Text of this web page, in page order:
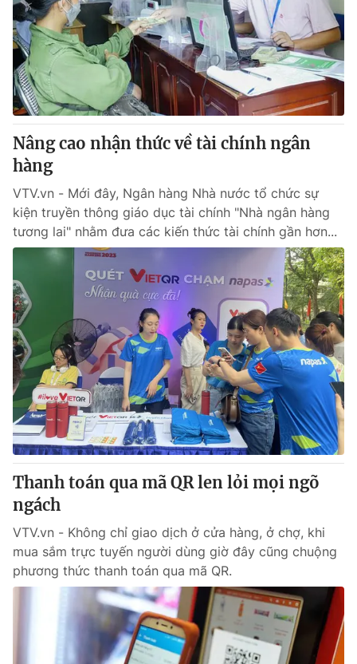
Nâng cao nhận thức về tài chính ngân
hàng
VTV.vn - Mới đây, Ngân hàng Nhà nước tổ chức sự
kiện truyền thông giáo dục tài chính "Nhà ngân hàng
tương lai" nhằm đưa các kiến thức tài chính gần hơn...
Thanh toán qua mã QR len lỏi mọi ngõ
ngách
VTV.vn - Không chỉ giao dịch ở cửa hàng, ở chợ, khi
mua sắm trực tuyến người dùng giờ đây cũng chuộng
phương thức thanh toán qua mã QR.